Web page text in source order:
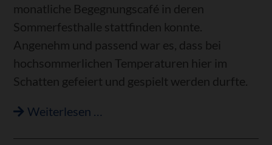
monatliche Begegnungscafé in deren
Sommerfesthalle stattfinden konnte.
Angenehm und passend war es, dass bei
hochsommerlichen Temperaturen hier im
Schatten gefeiert und gespielt werden durfte.
Weiterlesen …